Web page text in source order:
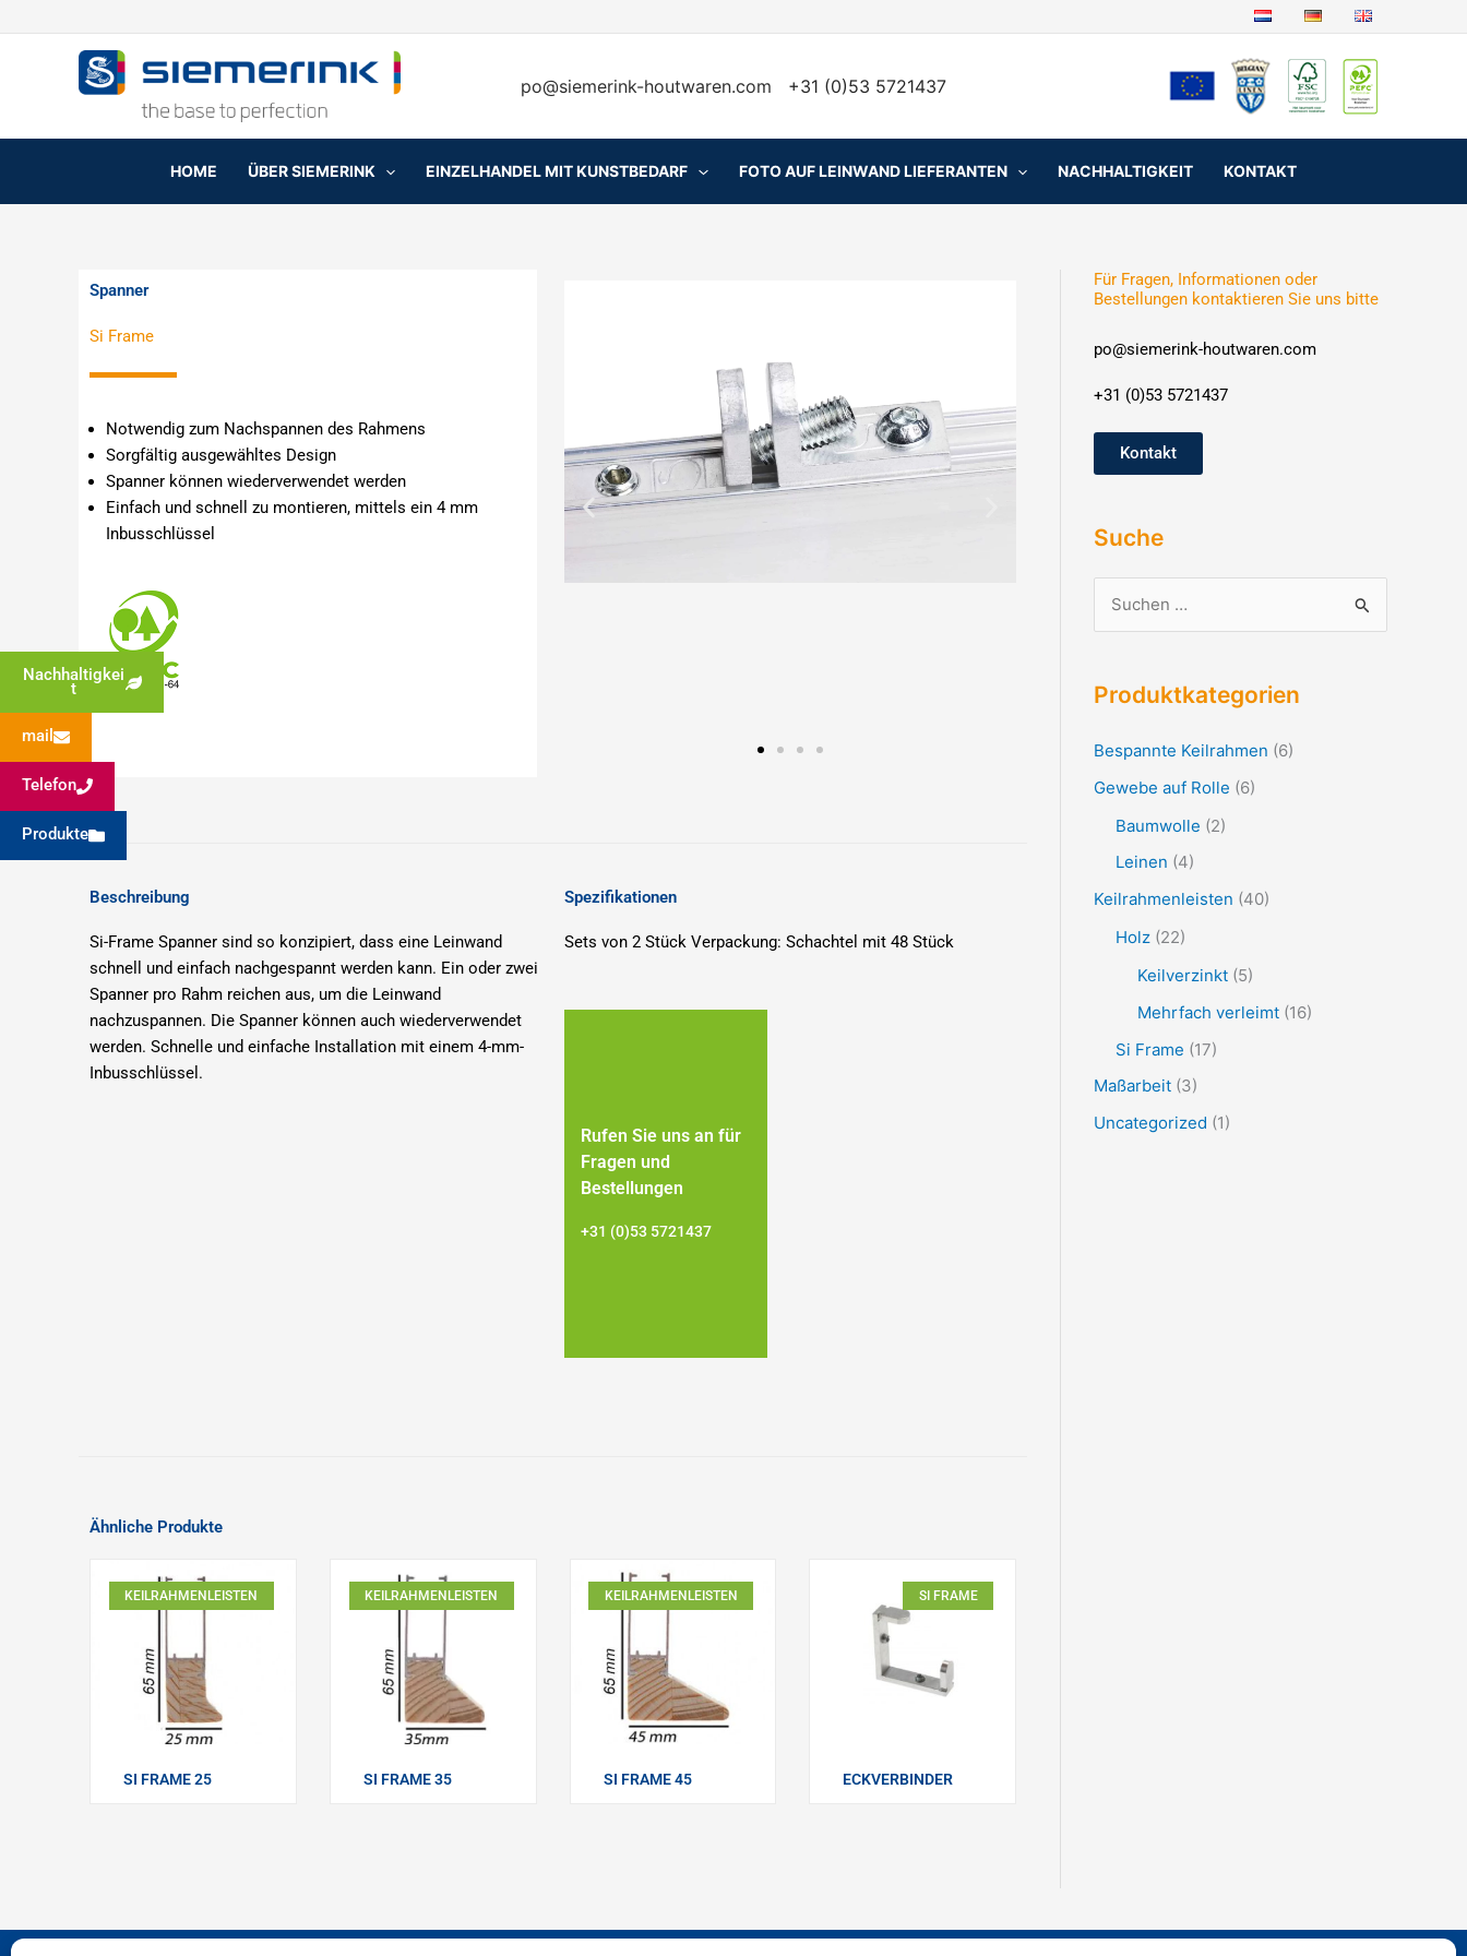
Inhalt
po@siemerink-houtwaren.com +31 (0)53 5721437
HOME ÜBER SIEMERINK EINZELHANDEL MIT KUNSTBEDARF FOTO AUF LEINWAND LIEFERANTEN NACHHALTIGKEIT KONTAKT
Spanner
Si Frame
Notwendig zum Nachspannen des Rahmens
Sorgfältig ausgewähltes Design
Spanner können wiederverwendet werden
Einfach und schnell zu montieren, mittels ein 4 mm
Inbusschlüssel
Beschreibung
Si-Frame Spanner sind so konzipiert, dass eine Leinwand
schnell und einfach nachgespannt werden kann. Ein oder zwei
Spanner pro Rahm reichen aus, um die Leinwand
nachzuspannen. Die Spanner können auch wiederverwendet
werden. Schnelle und einfache Installation mit einem 4-mm-
Inbusschlüssel.
Spezifikationen
Sets von 2 Stück Verpackung: Schachtel mit 48 Stück
Rufen Sie uns an für
Fragen und
Bestellungen
+31 (0)53 5721437
Ähnliche Produkte
KEILRAHMENLEISTEN
SI FRAME 25
KEILRAHMENLEISTEN
SI FRAME 35
KEILRAHMENLEISTEN
SI FRAME 45
SI FRAME
ECKVERBINDER
Für Fragen, Informationen oder
Bestellungen kontaktieren Sie uns bitte
po@siemerink-houtwaren.com
+31 (0)53 5721437
Kontakt
Suche
h
e
h
Produktkategorien
Bespannte Keilrahmen (6)
Gewebe auf Rolle (6)
Baumwolle (2)
Leinen (4)
Keilrahmenleisten (40)
Holz (22)
Keilverzinkt (5)
Mehrfach verleimt (16)
Si Frame (17)
Maßarbeit (3)
Uncategorized (1)
Nachhaltigkei
t
mail
Telefon
Produkte